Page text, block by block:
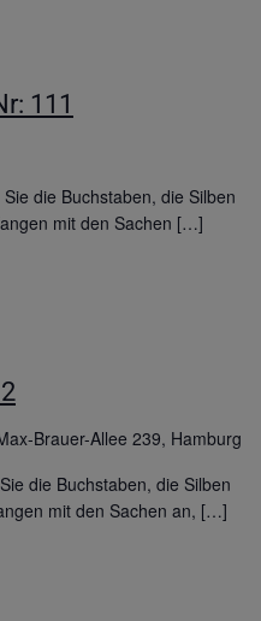
111
die Buchstaben, die Silben
mit den Sachen […]
Brauer-Allee 239, Hamburg
die Buchstaben, die Silben
mit den Sachen an, […]